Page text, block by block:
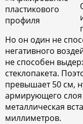
Но он один не
негативного
не способен
стеклопакета.
превышает 50 см,
армирующего слоя
металлическая
миллиметров.